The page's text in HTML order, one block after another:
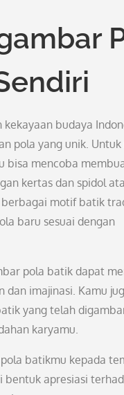
kekayaan budaya
pola yang unik.
bisa mencoba
kertas dan spidol
motif batik
baru sesuai dengan
pola batik dapat
dan imajinasi. Kamu
yang telah
karyamu.
batikmu kepada
bentuk apresiasi